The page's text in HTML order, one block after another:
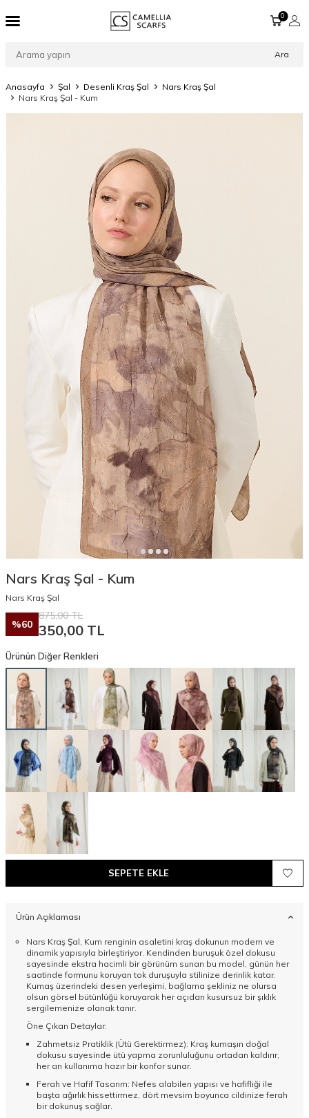
Ara
0
Anasayfa Şal Desenli Kraş Şal
Nars Kraş Şal
Nars Kraş Şal - Kum
Nars Kraş Şal - Kum
Nars Kraş Şal
%60
875,00TL
350,00 TL
Ürünün Diğer Renkleri
SEPETE EKLE
Ürün Açıklaması
Nars Kraş Şal, Kum renginin asaletini kraş dokunun modern ve
dinamik yapısıyla birleştiriyor. Kendinden buruşuk özel dokusu
sayesinde ekstra hacimli bir görünüm sunan bu model, günün her
saatinde formunu koruyan tok duruşuyla stilinize derinlik katar.
Kumaş üzerindeki desen yerleşimi, bağlama şekliniz ne olursa
olsun görsel bütünlüğü koruyarak her açıdan kusursuz bir şıklık
sergilemenize olanak tanır.
Öne Çıkan Detaylar:
Zahmetsiz Pratiklik (Ütü Gerektirmez): Kraş kumaşın doğal
dokusu sayesinde ütü yapma zorunluluğunu ortadan kaldırır,
her an kullanıma hazır bir konfor sunar.
Ferah ve Hafif Tasarım: Nefes alabilen yapısı ve hafifliği ile
başta ağırlık hissettirmez, dört mevsim boyunca cildinize ferah
bir dokunuş sağlar.